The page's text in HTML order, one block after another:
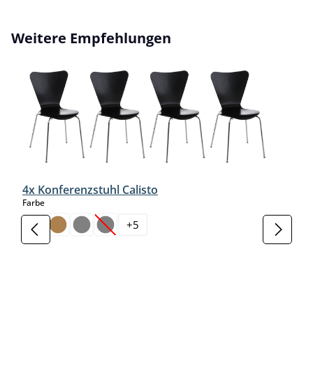
Produktgalerie überspringen
Weitere Empfehlungen
4x Konferenzstuhl Calisto
Farbeauswählen
(Diese Option ist zurzeit nicht verfügbar.)
+5